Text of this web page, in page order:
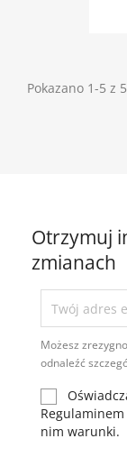
Pokazano 1-5 z
Otrzymuj
zmianach
Możesz
odnaleźć
nim warunki.